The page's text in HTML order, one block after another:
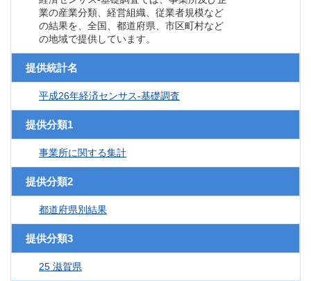
業の産業分類、経営組織、従業者規模など
の結果を、全国、都道府県、市区町村など
の地域で提供しています。
提供統計名
平成26年経済センサス‐基礎調査
提供分類1
事業所に関する集計
提供分類2
都道府県別結果
提供分類3
25 滋賀県